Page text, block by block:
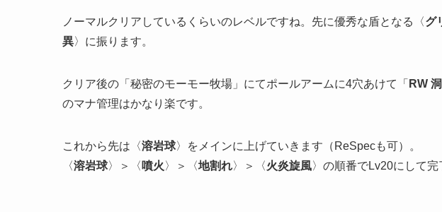
ノーマルクリアしているくらいのレベルですね。先に優秀な盾となる〈グ
異〉に振ります。
クリア後の「秘密のモーモー牧場」にてポールアームに4穴あけて「 RW
のマナ管理はかなり楽です。
これから先は〈溶岩球〉をメインに上げていきます（ReSpecも可）。
〈溶岩球〉＞〈 噴火〉＞〈地割れ〉＞〈火炎旋風〉の順番でLv20にして完